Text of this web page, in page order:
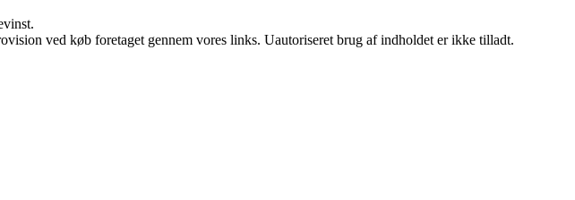
ved køb foretaget gennem vores links. Uautoriseret brug af indholdet er ikke tilladt.